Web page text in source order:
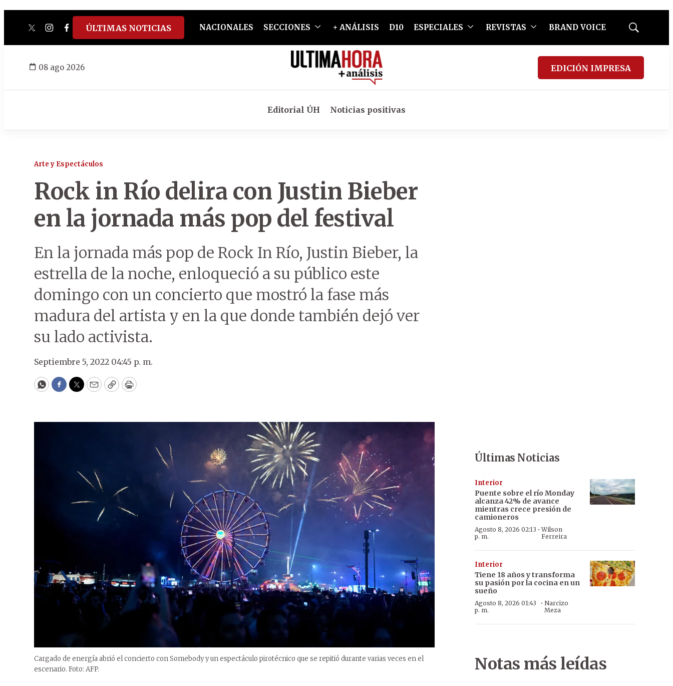
twitterinstagram
facebook
tiktokyoutube
spotify
ÚLTIMAS NOTICIAS NACIONALES SECCIONES + ANÁLISIS D10 ESPECIALES REVISTAS BRAND VOICE
Mostrar
08 ago 2026 EDICIÓN IMPRESA
Editorial ÚH Noticias positivas
Arte y Espectáculos
Rock in Río delira con Justin Bieber
en la jornada más pop del festival
En la jornada más pop de Rock In Río, Justin Bieber, la
estrella de la noche, enloqueció a su público este
domingo con un concierto que mostró la fase más
madura del artista y en la que donde también dejó ver
su lado activista.
Septiembre 5, 2022 04:45 p. m.
WhatsApp
Facebook
Twitter
EmailCopyPrint
Cargado de energía abrió el concierto con Somebody y un espectáculo pirotécnico que se repitió durante varias veces en el
escenario. Foto: AFP.
Últimas Noticias
Interior
Puente sobre el río Monday
alcanza 42% de avance
mientras crece presión de
camioneros
Agosto 8, 2026 02:13
p. m.
·Wilson
Ferreira
Interior
Tiene 18 años y transforma
su pasión por la cocina en un
sueño
Agosto 8, 2026 01:43
p. m.
·Narcizo
Meza
Notas más leídas